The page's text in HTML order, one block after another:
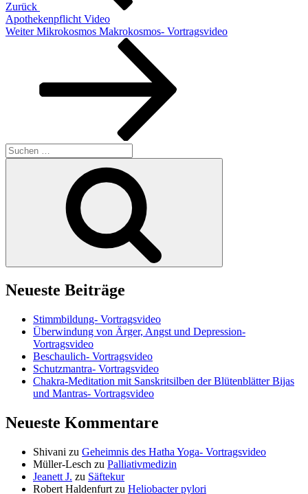
Zurück
Apothekenpflicht Video
Nächster
Weiter Mikrokosmos Makrokosmos- Vortragsvideo
Suchen
nach:
Neueste Beiträge
Stimmbildung- Vortragsvideo
Überwindung von Ärger, Angst und Depression-
Vortragsvideo
Beschaulich- Vortragsvideo
Schutzmantra- Vortragsvideo
Chakra-Meditation mit Sanskritsilben der Blütenblätter Bijas
und Mantras- Vortragsvideo
Neueste Kommentare
Shivani zu Geheimnis des Hatha Yoga- Vortragsvideo
Müller-Lesch zu Palliativmedizin
Jeanett J. zu Säftekur
Robert Haldenfurt zu Heliobacter pylori